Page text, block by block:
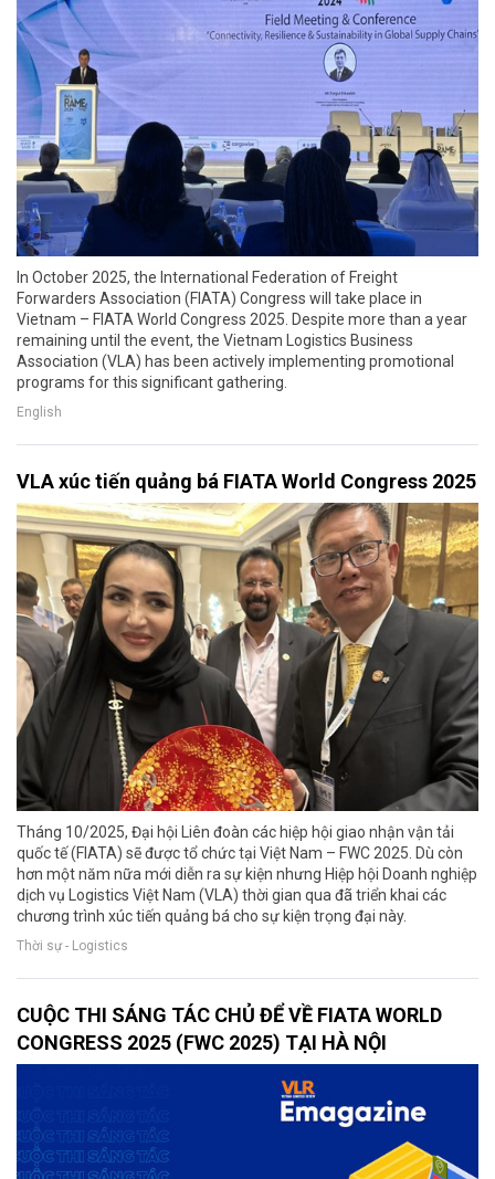
In October 2025, the International Federation of Freight
Forwarders Association (FIATA) Congress will take place in
Vietnam – FIATA World Congress 2025. Despite more than a year
remaining until the event, the Vietnam Logistics Business
Association (VLA) has been actively implementing promotional
programs for this significant gathering.
English
VLA xúc tiến quảng bá FIATA World Congress 2025
Tháng 10/2025, Đại hội Liên đoàn các hiệp hội giao nhận vận tải
quốc tế (FIATA) sẽ được tổ chức tại Việt Nam – FWC 2025. Dù còn
hơn một năm nữa mới diễn ra sự kiện nhưng Hiệp hội Doanh nghiệp
dịch vụ Logistics Việt Nam (VLA) thời gian qua đã triển khai các
chương trình xúc tiến quảng bá cho sự kiện trọng đại này.
Thời sự - Logistics
CUỘC THI SÁNG TÁC CHỦ ĐỂ VỀ FIATA WORLD
CONGRESS 2025 (FWC 2025) TẠI HÀ NỘI